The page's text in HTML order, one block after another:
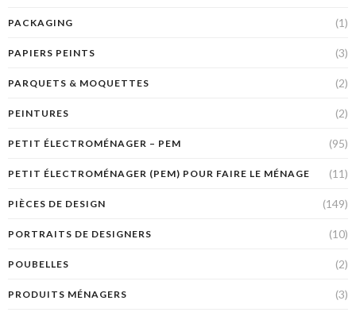
PACKAGING (1)
PAPIERS PEINTS (3)
PARQUETS & MOQUETTES (2)
PEINTURES (2)
PETIT ÉLECTROMÉNAGER – PEM (95)
PETIT ÉLECTROMÉNAGER (PEM) POUR FAIRE LE MÉNAGE (11)
PIÈCES DE DESIGN (149)
PORTRAITS DE DESIGNERS (10)
POUBELLES (2)
PRODUITS MÉNAGERS (3)